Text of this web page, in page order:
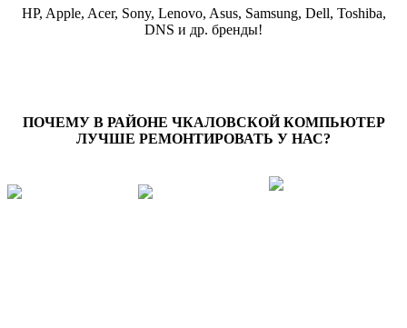
HP, Apple, Acer, Sony, Lenovo, Asus, Samsung, Dell, Toshiba,
DNS и др. бренды!
ПОЧЕМУ В РАЙОНЕ ЧКАЛОВСКОЙ КОМПЬЮТЕР
ЛУЧШЕ РЕМОНТИРОВАТЬ У НАС?